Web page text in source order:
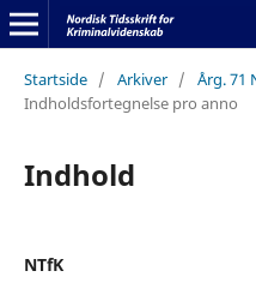
Startside / Arkiver / Årg. 71
Indholdsfortegnelse pro anno
Indhold
NTfK